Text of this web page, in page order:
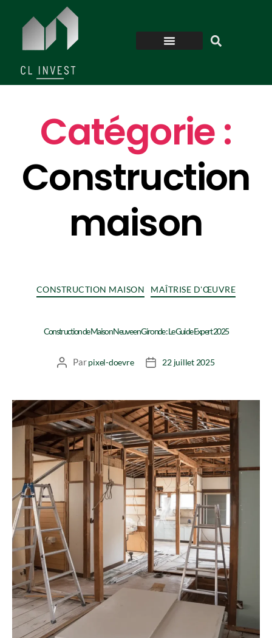
Catégorie :
Construction
maison
CONSTRUCTION MAISON MAÎTRISE D'ŒUVRE
Construction de Maison Neuve en Gironde : Le Guide Expert 2025
Parpixel-doevre 22 juillet 2025